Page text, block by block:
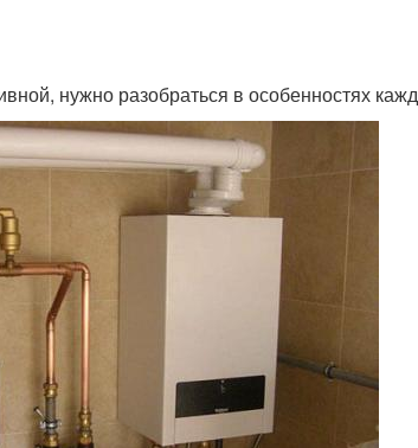
нужно разобраться в особенностях